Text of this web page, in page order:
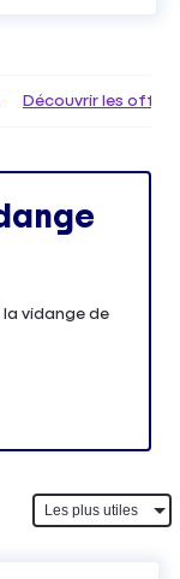
Découvrir les
vidange de